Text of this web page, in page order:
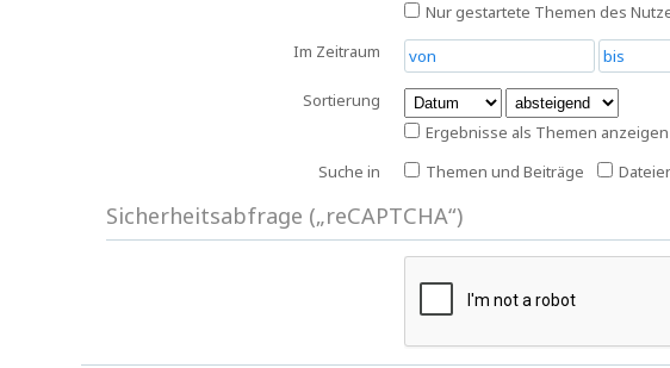
Nur gestartete Themen des
Im Zeitraum
Sortierung
Ergebnisse als Themen anzeigen
Suche in
Themen und Beiträge
Sicherheitsabfrage („reCAPTCHA“)